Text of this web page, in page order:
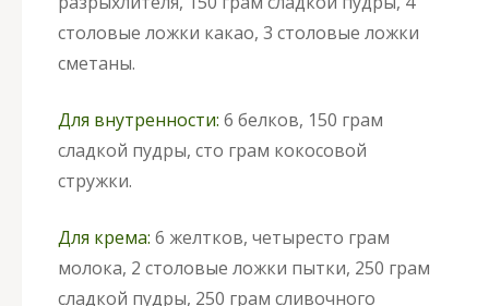
столовые ложки какао, 3 столовые ложки
сметаны.
Для внутренности: 6 белков, 150 грам
сладкой пудры, сто грам кокосовой
стружки.
Для крема: 6 желтков, четыресто грам
молока, 2 столовые ложки пытки, 250 грам
сладкой пудры, 250 грам сливочного